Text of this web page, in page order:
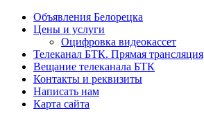
Объявления Белорецка
Цены и услуги
Оцифровка видеокассет
Телеканал БТК. Прямая трансляция
Вещание телеканала БТК
Контакты и реквизиты
Написать нам
Карта сайта